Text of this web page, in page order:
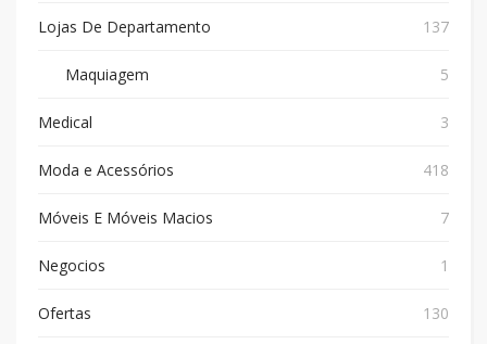
Lojas De Departamento 137
Maquiagem 5
Medical 3
Moda e Acessórios 418
Móveis E Móveis Macios 7
Negocios 1
Ofertas 130